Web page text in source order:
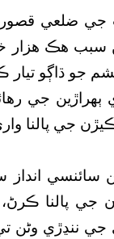
جي ضلعي
سبب هڪ هزار
ڌاڳو تيار
سيڪڙو آبادي
پالنا
جي پالنا
جي ننڍڙي وڻن